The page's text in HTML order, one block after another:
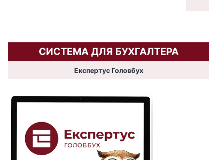
СИСТЕМА ДЛЯ БУХГАЛТЕРА
Експертус Головбух